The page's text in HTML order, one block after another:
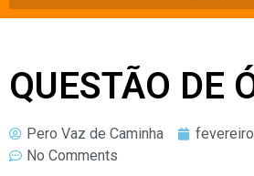
QUESTÃO DE
Pero Vaz de Caminha
No Comments